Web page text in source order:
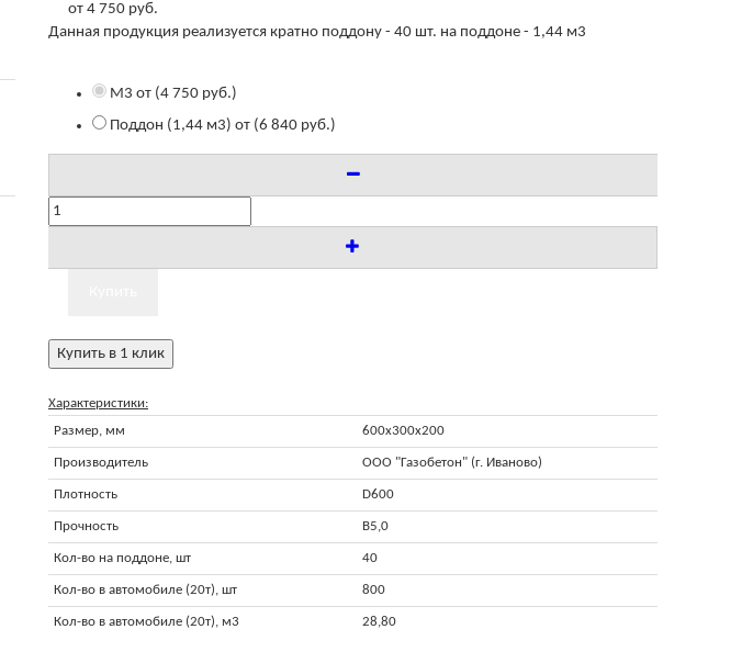
от 4 750 руб.
Данная продукция реализуется кратно поддону - 40 шт. на поддоне - 1,44 м3
М3 от (4 750 руб.)
Поддон (1,44 м3) от (6 840 руб.)
Характеристики:
Размер, мм
600x300x200
Производитель ООО "Газобетон" (г. Иваново)
Плотность D600
Прочность B5,0
Кол-во на поддоне, шт 40
Кол-во в автомобиле (20т), шт 800
Кол-во в автомобиле (20т), м3 28,80